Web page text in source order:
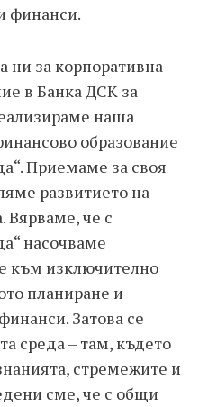
финанси.
ни за корпоративна
в Банка ДСК за
наша
образование
Приемаме за своя
развитието на
Вярваме, че с
насочваме
към изключително
планиране и
Затова се
среда – там, където
стремежите и
сме, че с общи